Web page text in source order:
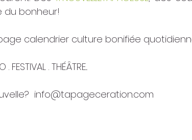
du bonheur!
calendrier culture bonifiée
FESTIVAL . THÉÂTRE...
info@tapageceration.com